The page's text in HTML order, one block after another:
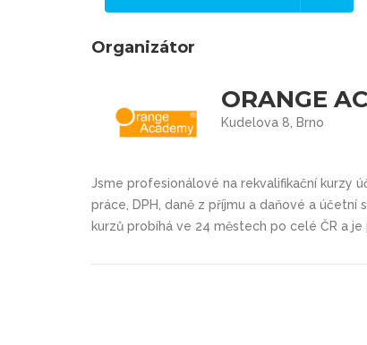
Organizátor
ORANGE
Kudelova 8, Brno
Jsme profesionálové na rekvalifikační kurzy
práce, DPH, daně z příjmu a daňové a účetní
kurzů probíhá ve 24 městech po celé ČR a